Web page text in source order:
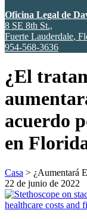
Oficina Legal de
8 SE 8th St.,
Fuerte Lauderdale,
954-568-3636
¿El
acuerdo
en
Casa > ¿Aumentará
22 de junio de 2022